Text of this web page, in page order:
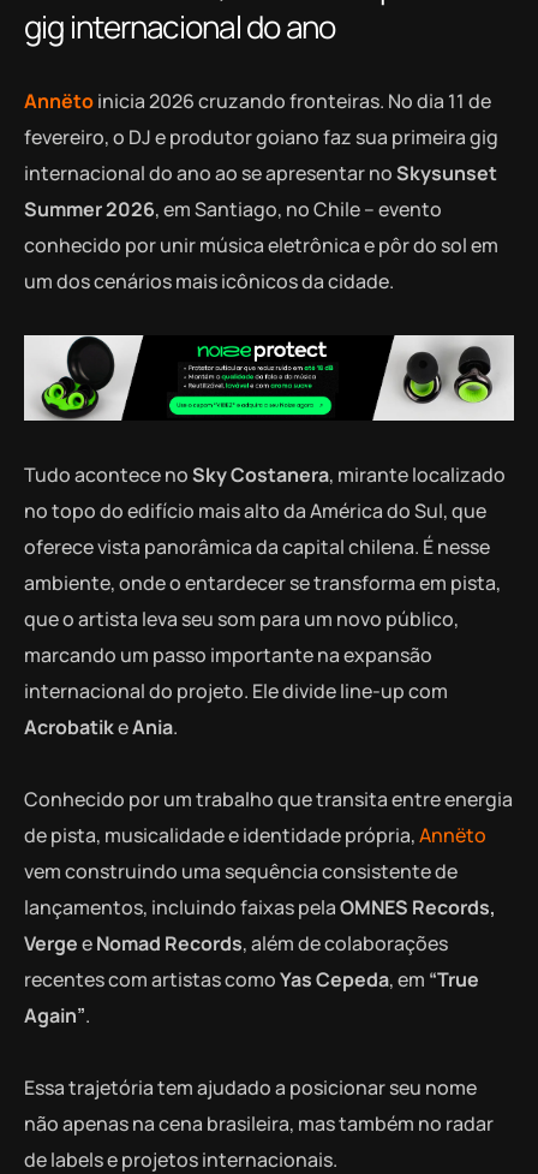
gig internacional do ano
Annëtoinicia 2026 cruzando fronteiras. No dia 11 de
fevereiro, o DJ e produtor goiano faz sua primeira gig
internacional do ano ao se apresentar noSkysunset
Summer 2026, em Santiago, no Chile – evento
conhecido por unir música eletrônica e pôr do sol em
um dos cenários mais icônicos da cidade.
Tudo acontece noSky Costanera, mirante localizado
no topo do edifício mais alto da América do Sul, que
oferece vista panorâmica da capital chilena. É nesse
ambiente, onde o entardecer se transforma em pista,
que o artista leva seu som para um novo público,
marcando um passo importante na expansão
internacional do projeto. Ele divide line-up com
AcrobatikeAnia.
Conhecido por um trabalho que transita entre energia
de pista, musicalidade e identidade própria,Annëto
vem construindo uma sequência consistente de
lançamentos, incluindo faixas pelaOMNES Records,
VergeeNomad Records, além de colaborações
recentes com artistas comoYas Cepeda,em “True
Again”.
Essa trajetória tem ajudado a posicionar seu nome
não apenas na cena brasileira, mas também no radar
de labels e projetos internacionais.